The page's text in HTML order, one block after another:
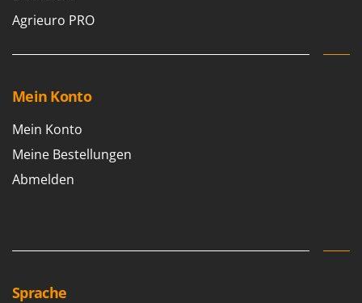
Agrieuro PRO
Mein Konto
Mein Konto
Meine Bestellungen
Abmelden
Sprache